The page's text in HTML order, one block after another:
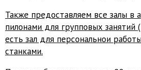
Также предоставляем все залы в
пилонами для групповых занятий
есть зал для персональнои
станками.